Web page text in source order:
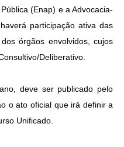
(Enap) e a Advocacia-
participação ativa das
órgãos envolvidos, cujos
Deliberativo.
deve ser publicado pelo
o ato oficial que irá definir a
Unificado.